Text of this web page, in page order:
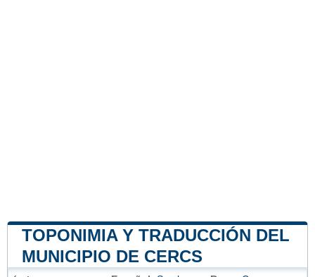
TOPONIMIA Y TRADUCCIÓN DEL
MUNICIPIO DE CERCS